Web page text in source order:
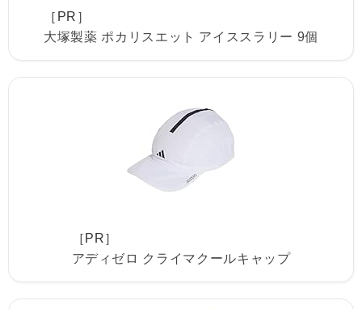
［PR］
大塚製薬 ポカリスエット アイススラリー 9個
［PR］
アディゼロ クライマクールキャップ